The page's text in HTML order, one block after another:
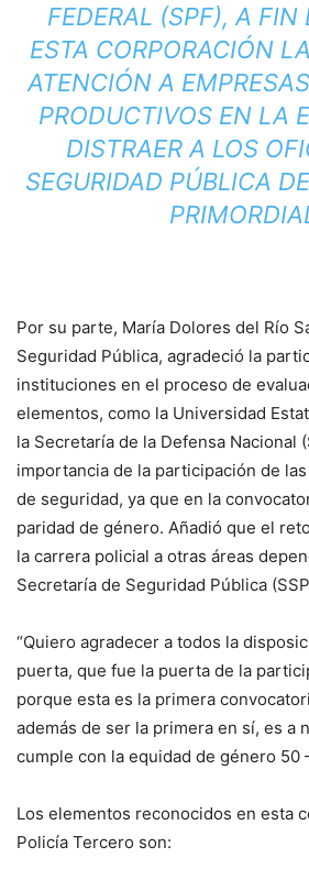
FEDERAL (SPF), A FIN
ESTA CORPORACIÓN
ATENCIÓN A
PRODUCTIVOS EN LA
DISTRAER A LOS
SEGURIDAD PÚBLICA
Por su parte, María Dolores del Río
Seguridad Pública, agradeció la
instituciones en el proceso de
elementos, como la Universidad
la Secretaría de la Defensa Nacional
importancia de la participación de
de seguridad, ya que en la
paridad de género. Añadió que el
la carrera policial a otras áreas
Secretaría de Seguridad Pública
“Quiero agradecer a todos la
puerta, que fue la puerta de la
porque esta es la primera
además de ser la primera en sí, es a
cumple con la equidad de género 50
Los elementos reconocidos en esta
Policía Tercero son: